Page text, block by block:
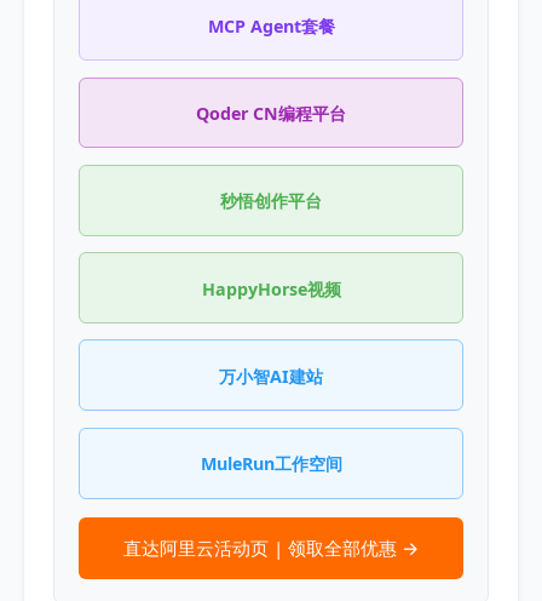
MCP Agent套餐
Qoder CN编程平台
秒悟创作平台
HappyHorse视频
万小智AI建站
MuleRun工作空间
直达阿里云活动页 | 领取全部优惠 →